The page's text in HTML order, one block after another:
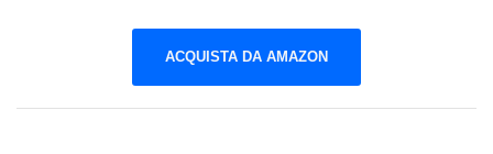
ACQUISTA DA AMAZON